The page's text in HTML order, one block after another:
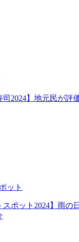
司2024】地元民が評
ット
スポット2024】雨の